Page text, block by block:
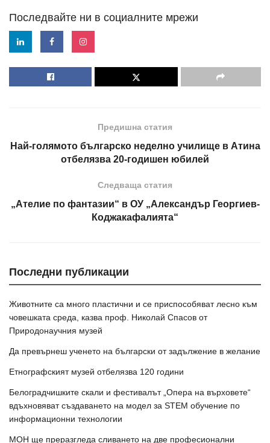
Последвайте ни в социалните мрежи
Предишна статия
Най-голямото българско неделно училище в Атина
отбелязва 20-годишен юбилей
Следваща статия
„Ателие по фантазии“ в ОУ „Александър Георгиев-
Коджакафалията“
Последни публикации
Животните са много пластични и се приспособяват лесно към
човешката среда, казва проф. Николай Спасов от
Природонаучния музей
Да превърнеш ученето на български от задължение в желание
Етнографският музей отбелязва 120 години
Белоградчишките скали и фестивалът „Опера на върховете“
вдъхновяват създаването на модел за STEM обучение по
информационни технологии
МОН ще преразгледа сливането на две професионални